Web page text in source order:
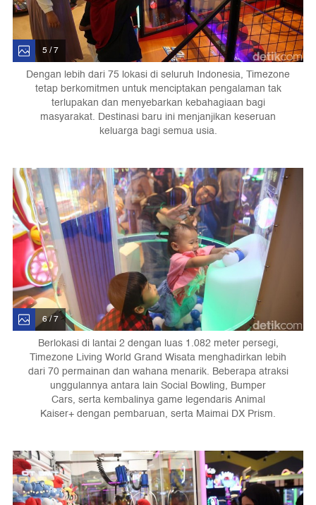
5 / 7
Dengan lebih dari 75 lokasi di seluruh Indonesia, Timezone
tetap berkomitmen untuk menciptakan pengalaman tak
terlupakan dan menyebarkan kebahagiaan bagi
masyarakat. Destinasi baru ini menjanjikan keseruan
keluarga bagi semua usia.
6 / 7
Berlokasi di lantai 2 dengan luas 1.082 meter persegi,
Timezone Living World Grand Wisata menghadirkan lebih
dari 70 permainan dan wahana menarik. Beberapa atraksi
unggulannya antara lain Social Bowling, Bumper
Cars, serta kembalinya game legendaris Animal
Kaiser+ dengan pembaruan, serta Maimai DX Prism.